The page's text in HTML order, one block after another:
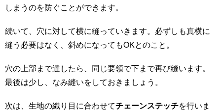
しまうのを防ぐことができます。
続いて、穴に対して横に縫っていきます。必ずしも真横に
縫う必要はなく、斜めになってもOKとのこと。
穴の上部まで達したら、同じ要領で下まで再び縫います。
最後は少し、なみ縫いをしておきましょう。
次は、生地の織り目に合わせてチェーンステッチを行いま